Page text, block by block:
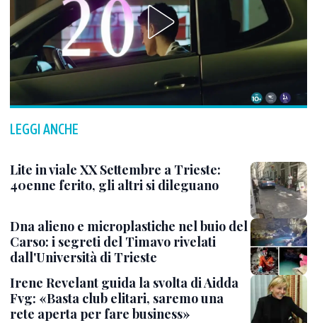
LEGGI ANCHE
Lite in viale XX Settembre a Trieste:
40enne ferito, gli altri si dileguano
Dna alieno e microplastiche nel buio del
Carso: i segreti del Timavo rivelati
dall'Università di Trieste
Irene Revelant guida la svolta di Aidda
Fvg: «Basta club elitari, saremo una
rete aperta per fare business»